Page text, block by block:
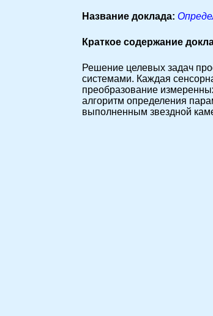
Название доклада:
Краткое содержание
Решение целевых задач
системами. Каждая
преобразование
алгоритм определения
выполненным звездной